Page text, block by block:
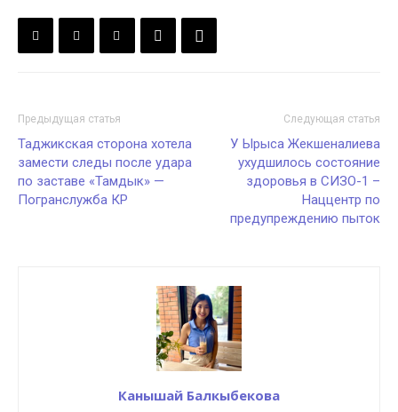
Предыдущая статья
Таджикская сторона хотела
замести следы после удара
по заставе «Тамдык» —
Погранслужба КР
Следующая статья
У Ырыса Жекшеналиева
ухудшилось состояние
здоровья в СИЗО-1 –
Наццентр по
предупреждению пыток
Канышай Балкыбекова